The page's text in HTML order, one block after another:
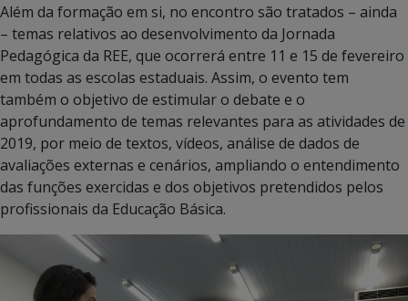
Além da formação em si, no encontro são tratados – ainda
– temas relativos ao desenvolvimento da Jornada
Pedagógica da REE, que ocorrerá entre 11 e 15 de fevereiro
em todas as escolas estaduais. Assim, o evento tem
também o objetivo de estimular o debate e o
aprofundamento de temas relevantes para as atividades de
2019, por meio de textos, vídeos, análise de dados de
avaliações externas e cenários, ampliando o entendimento
das funções exercidas e dos objetivos pretendidos pelos
profissionais da Educação Básica.